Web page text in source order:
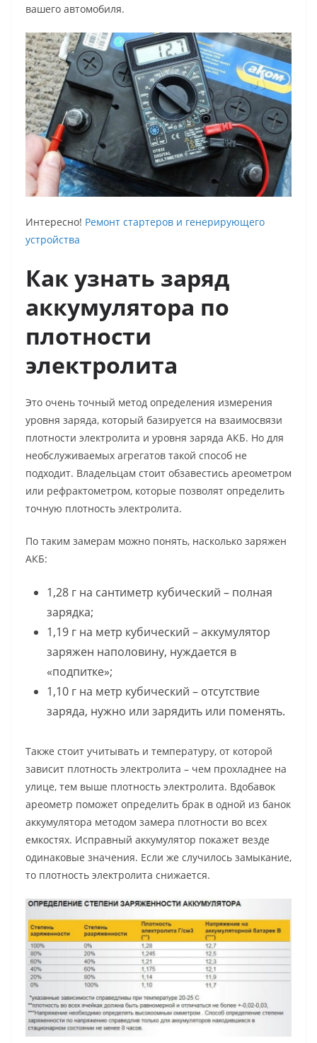
вашего автомобиля.
Интересно! Ремонт стартеров и генерирующего
устройства
Как узнать заряд
аккумулятора по
плотности
электролита
Это очень точный метод определения измерения
уровня заряда, который базируется на взаимосвязи
плотности электролита и уровня заряда АКБ. Но для
необслуживаемых агрегатов такой способ не
подходит. Владельцам стоит обзавестись ареометром
или рефрактометром, которые позволят определить
точную плотность электролита.
По таким замерам можно понять, насколько заряжен
АКБ:
1,28 г на сантиметр кубический – полная
зарядка;
1,19 г на метр кубический – аккумулятор
заряжен наполовину, нуждается в
«подпитке»;
1,10 г на метр кубический – отсутствие
заряда, нужно или зарядить или поменять.
Также стоит учитывать и температуру, от которой
зависит плотность электролита – чем прохладнее на
улице, тем выше плотность электролита. Вдобавок
ареометр поможет определить брак в одной из банок
аккумулятора методом замера плотности во всех
емкостях. Исправный аккумулятор покажет везде
одинаковые значения. Если же случилось замыкание,
то плотность электролита снижается.